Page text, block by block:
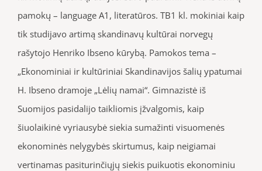
pamokų – language A1, literatūros. TB1 kl. mokiniai kaip
tik studijavo artimą skandinavų kultūrai norvegų
rašytojo Henriko Ibseno kūrybą. Pamokos tema –
„Ekonominiai ir kultūriniai Skandinavijos šalių ypatumai
H. Ibseno dramoje „Lėlių namai“. Gimnazistė iš
Suomijos pasidalijo taikliomis įžvalgomis, kaip
šiuolaikinė vyriausybė siekia sumažinti visuomenės
ekonominės nelygybės skirtumus, kaip neigiamai
vertinamas pasiturinčiųjų siekis puikuotis ekonominiu